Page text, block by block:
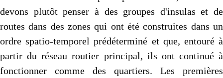
devons plutôt penser à des groupes d'insulas et de
routes dans des zones qui ont été construites dans un
ordre spatio-temporel prédéterminé et que, entouré à
partir du réseau routier principal, ils ont continué à
fonctionner comme des quartiers. Les premières